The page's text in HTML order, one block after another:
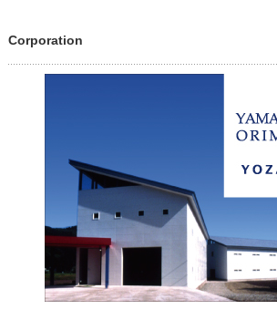
Corporation